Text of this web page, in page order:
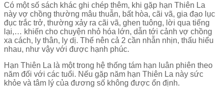
Có một số sách khác ghi chép thêm, khi gặp hạn Thiên La
này vợ chồng thường mâu thuẫn, bất hòa, cãi vã, gia đạo lục
đục trắc trở, thường xảy ra cãi vã, ghen tuông, lời qua tiếng
lại,… khiến cho chuyện nhỏ hóa lớn, dẫn tới cảnh vợ chồng
xa cách, ly thân, ly dị. Thế nên cả 2 cần nhẫn nhịn, thấu hiểu
nhau, như vậy với được hạnh phúc.
Hạn Thiên La là một trong hệ thống tám hạn luân phiên theo
năm đối với các tuổi. Nếu gặp năm hạn Thiên La này sức
khỏe và tâm lý của đương số không được ổn định.